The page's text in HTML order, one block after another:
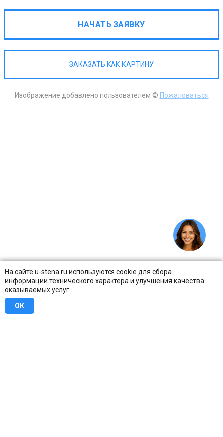
На сайте u-stena.ru используются cookie для сбора
информации технического характера и улучшения качества
оказываемых услуг.
ОК
НАЧАТЬ ЗАЯВКУ
ЗАКАЗАТЬ КАК КАРТИНУ
Изображение добавлено пользователем © Пожаловаться